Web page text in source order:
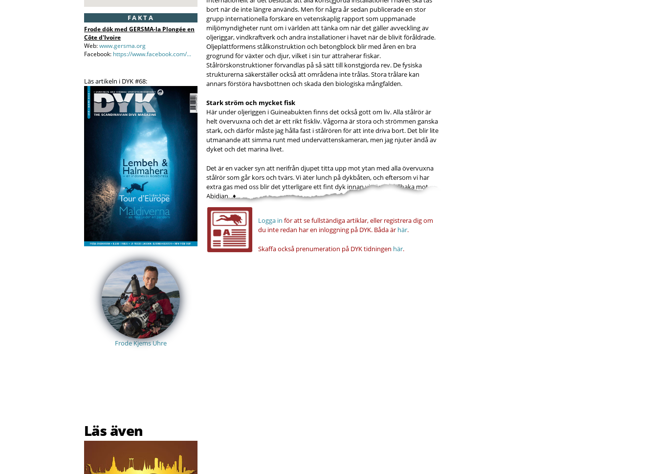
bort när de inte längre används. Men för några år sedan publicerade en stor
grupp internationella forskare en vetenskaplig rapport som uppmanade
miljömyndigheter runt om i världen att tänka om när det gäller avveckling av
oljeriggar, vindkraftverk och andra installationer i havet när de blivit föråldrade.
Oljeplattformens stålkonstruktion och betongblock blir med åren en bra
grogrund för växter och djur, vilket i sin tur attraherar fiskar.
Stålrörskonstruktioner förvandlas på så sätt till konstgjorda rev. De fysiska
strukturerna säkerställer också att områdena inte trålas. Stora trålare kan
annars förstöra havsbottnen och skada den biologiska mångfalden.
Stark ström och mycket fisk
Här under oljeriggen i Guineabukten finns det också gott om liv. Alla stålrör är
helt övervuxna och det är ett rikt fiskliv. Vågorna är stora och strömmen ganska
stark, och därför måste jag hålla fast i stålrören för att inte driva bort. Det blir lite
utmanande att simma runt med undervattenskameran, men jag njuter ändå av
dyket och det marina livet.
Det är en vacker syn att nerifrån djupet titta upp mot ytan med alla övervuxna
stålrör som går kors och tvärs. Vi äter lunch på dykbåten, och eftersom vi har
extra gas med oss blir det ytterligare ett fint dyk innan vi vänder tillbaka mot
Abidjan. ♦
Logga in för att se fullständiga artiklar, eller registrera dig om
du inte redan har en inloggning på DYK. Båda är här.
Skaffa också prenumeration på DYK tidningen här.
FAKTA
Frode dök med GERSMA-la Plongée en
Côte d'Ivoire
Web:www.gersma.org
Facebook: https://www.facebook.com/...
Läs artikeln i DYK #68:
Frode Kjems Uhre
Läs även